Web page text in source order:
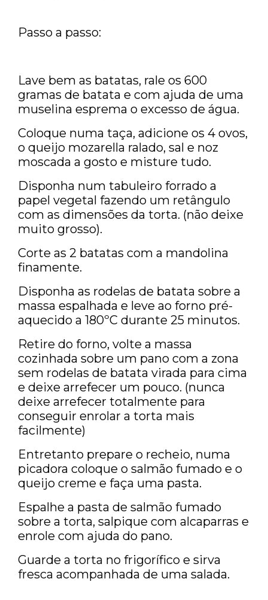
Passo a passo:
Lave bem as batatas, rale os 600
gramas de batata e com ajuda de uma
muselina esprema o excesso de água.
Coloque numa taça, adicione os 4 ovos,
o queijo mozarella ralado, sal e noz
moscada a gosto e misture tudo.
Disponha num tabuleiro forrado a
papel vegetal fazendo um retângulo
com as dimensões da torta. (não deixe
muito grosso).
Corte as 2 batatas com a mandolina
finamente.
Disponha as rodelas de batata sobre a
massa espalhada e leve ao forno pré-
aquecido a 180ºC durante 25 minutos.
Retire do forno, volte a massa
cozinhada sobre um pano com a zona
sem rodelas de batata virada para cima
e deixe arrefecer um pouco. (nunca
deixe arrefecer totalmente para
conseguir enrolar a torta mais
facilmente)
Entretanto prepare o recheio, numa
picadora coloque o salmão fumado e o
queijo creme e faça uma pasta.
Espalhe a pasta de salmão fumado
sobre a torta, salpique com alcaparras e
enrole com ajuda do pano.
Guarde a torta no frigorífico e sirva
fresca acompanhada de uma salada.